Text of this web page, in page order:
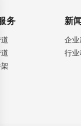
务
道
架
新
企
行